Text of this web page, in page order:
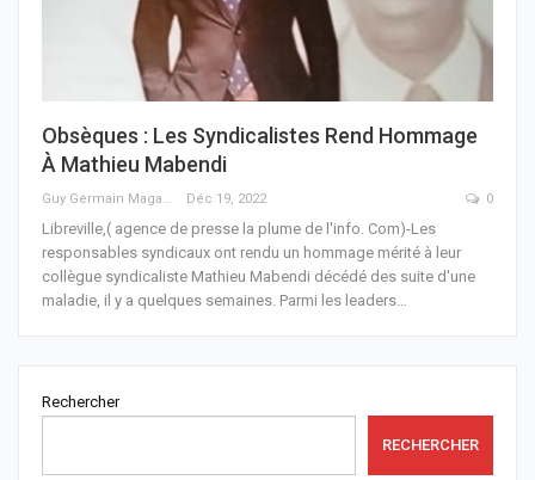
Obsèques : Les Syndicalistes Rend Hommage
À Mathieu Mabendi
Guy Germain Maganga Nziengui Déc 19, 2022 0
Libreville,( agence de presse la plume de l'info. Com)-Les
responsables syndicaux ont rendu un hommage mérité à leur
collègue syndicaliste Mathieu Mabendi décédé des suite d'une
maladie, il y a quelques semaines. Parmi les leaders
Rechercher
RECHERCHER